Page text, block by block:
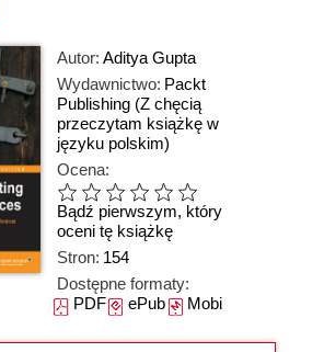
Autor: Aditya Gupta
Wydawnictwo: Packt
Publishing (Z chęcią
przeczytam książkę w
języku polskim)
Ocena:
Bądź pierwszym, który
oceni tę książkę
Stron: 154
Dostępne formaty:
PDFePubMobi